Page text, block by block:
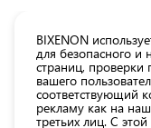
Все
товары
магазина
BIXENON
для безопасного и
страниц, проверки
вашего
соответствующий
рекламу как на
третьих лиц. С